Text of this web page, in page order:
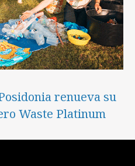
renueva su
Waste Platinum